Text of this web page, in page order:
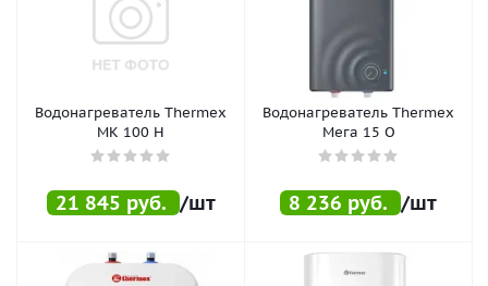
Водонагреватель Thermex
MK 100 H
21 845 руб. /шт
Водонагреватель Thermex
Мега 15 О
8 236 руб. /шт